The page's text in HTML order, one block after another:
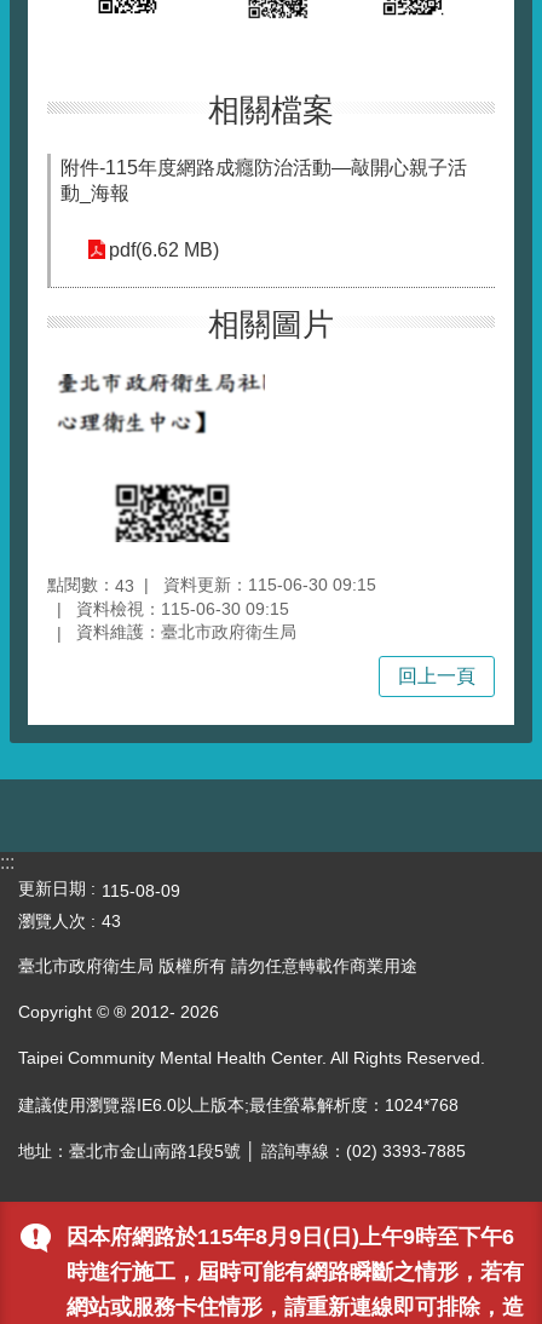
因本府網路於115年8月9日(日)上午9時至下午6
時進行施工，屆時可能有網路瞬斷之情形，若有
網站或服務卡住情形，請重新連線即可排除，造
相關檔案
附件-115年度網路成癮防治活動—敲開心親子活
動_海報
pdf(6.62 MB)
相關圖片
點閱數： 43
資料更新：115-06-30 09:15
資料檢視：115-06-30 09:15
資料維護：臺北市政府衛生局
回上一頁
:::
更新日期
115-08-09
瀏覽人次
43
臺北市政府衛生局 版權所有 請勿任意轉載作商業用途
Copyright © ® 2012- 2026
Taipei Community Mental Health Center. All Rights Reserved.
建議使用瀏覽器IE6.0以上版本;最佳螢幕解析度：1024*768
地址：臺北市金山南路1段5號 │ 諮詢專線：(02) 3393-7885